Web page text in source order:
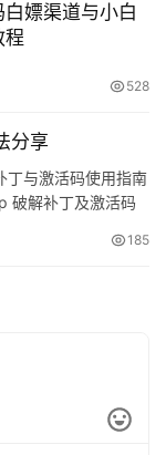
嫖渠道与小白
程
528
分享
丁与激活码使用指南
破解补丁及激活码
题，请及时联系作
185